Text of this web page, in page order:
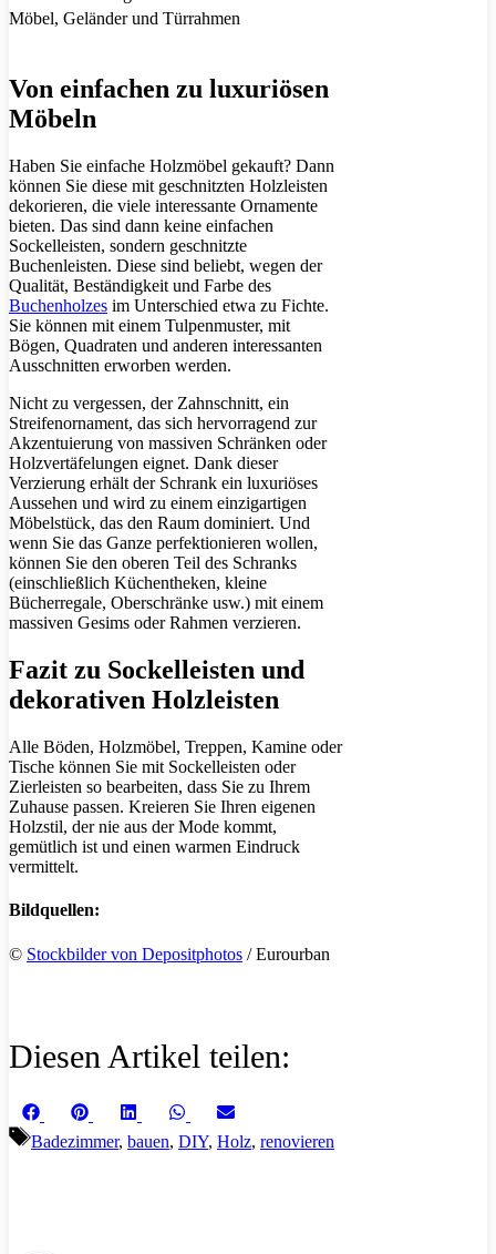
Möbel, Geländer und Türrahmen
Von einfachen zu luxuriösen
Möbeln
Haben Sie einfache Holzmöbel gekauft? Dann
können Sie diese mit geschnitzten Holzleisten
dekorieren, die viele interessante Ornamente
bieten. Das sind dann keine einfachen
Sockelleisten, sondern geschnitzte
Buchenleisten. Diese sind beliebt, wegen der
Qualität, Beständigkeit und Farbe des
Buchenholzes im Unterschied etwa zu Fichte.
Sie können mit einem Tulpenmuster, mit
Bögen, Quadraten und anderen interessanten
Ausschnitten erworben werden.
Nicht zu vergessen, der Zahnschnitt, ein
Streifenornament, das sich hervorragend zur
Akzentuierung von massiven Schränken oder
Holzvertäfelungen eignet. Dank dieser
Verzierung erhält der Schrank ein luxuriöses
Aussehen und wird zu einem einzigartigen
Möbelstück, das den Raum dominiert. Und
wenn Sie das Ganze perfektionieren wollen,
können Sie den oberen Teil des Schranks
(einschließlich Küchentheken, kleine
Bücherregale, Oberschränke usw.) mit einem
massiven Gesims oder Rahmen verzieren.
Fazit zu Sockelleisten und
dekorativen Holzleisten
Alle Böden, Holzmöbel, Treppen, Kamine oder
Tische können Sie mit Sockelleisten oder
Zierleisten so bearbeiten, dass Sie zu Ihrem
Zuhause passen. Kreieren Sie Ihren eigenen
Holzstil, der nie aus der Mode kommt,
gemütlich ist und einen warmen Eindruck
vermittelt.
Bildquellen:
© Stockbilder von Depositphotos / Eurourban
Diesen Artikel teilen:
Share
on
FacebookShare
Pinterest Share
LinkedInShare
on
WhatsApp
Share
on
Schlagwörter
Badezimmer, bauen, DIY, Holz, renovieren